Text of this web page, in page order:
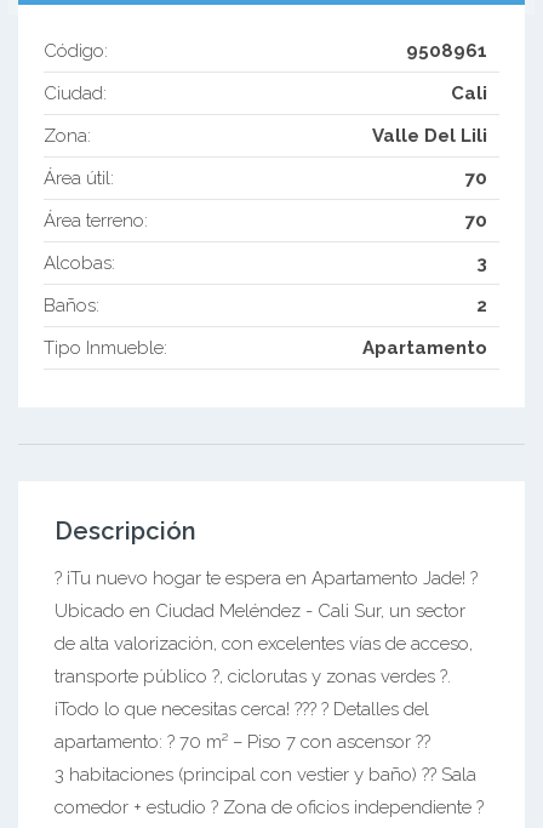
Código:
9508961
Ciudad:
Cali
Zona:
Valle Del Lili
Área útil:
70
Área terreno:
70
Alcobas:
3
Baños:
2
Tipo Inmueble:
Apartamento
Descripción
? ¡Tu nuevo hogar te espera en Apartamento Jade! ?
Ubicado en Ciudad Meléndez - Cali Sur, un sector
de alta valorización, con excelentes vías de acceso,
transporte público ?, ciclorutas y zonas verdes ?.
¡Todo lo que necesitas cerca! ??? ? Detalles del
apartamento: ? 70 m² – Piso 7 con ascensor ??
3 habitaciones (principal con vestier y baño) ?? Sala
comedor + estudio ? Zona de oficios independiente ?